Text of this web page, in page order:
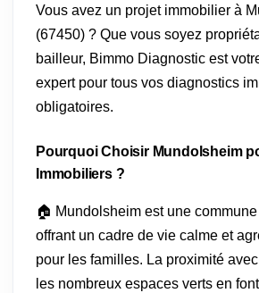
Vous avez un projet immobilier à
(67450) ? Que vous soyez
bailleur, Bimmo Diagnostic est
expert pour tous vos diagnostics
obligatoires.
Pourquoi Choisir Mundolsheim
Immobiliers ?
🏠 Mundolsheim est une
offrant un cadre de vie calme et
pour les familles. La proximité
les nombreux espaces verts en